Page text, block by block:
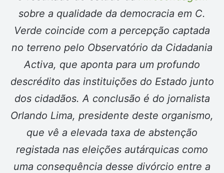
sobre a qualidade da democracia em C.
Verde coincide com a percepção captada
no terreno pelo Observatório da Cidadania
Activa, que aponta para um profundo
descrédito das instituições do Estado junto
dos cidadãos. A conclusão é do jornalista
Orlando Lima, presidente deste organismo,
que vê a elevada taxa de abstenção
registada nas eleições autárquicas como
uma consequência desse divórcio entre a